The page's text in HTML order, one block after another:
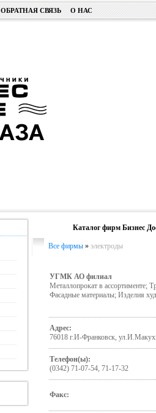
ОБРАТНАЯ СВЯЗЬ О НАС
Каталог фирм Бизнес
Все фирмы » электроды
УГМК АО филиал
Металлопрокат в ассортименте;
Фасадные материалы; Изделия
Адрес:
76018 г.И-Франковск,
Телефон(ы):
(0342) 71-07-54, 71-17-32
Факс: